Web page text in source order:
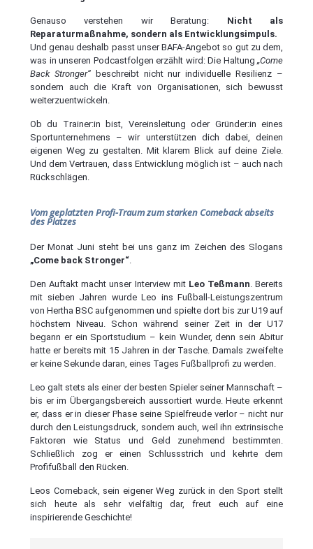
Genauso verstehen wir Beratung: Nicht als
Reparaturmaßnahme, sondern als Entwicklungsimpuls.
Und genau deshalb passt unser BAFA-Angebot so gut zu dem,
was in unseren Podcastfolgen erzählt wird: Die Haltung „Come
Back Stronger“beschreibt nicht nur individuelle Resilienz –
sondern auch die Kraft von Organisationen, sich bewusst
weiterzuentwickeln.
Ob du Trainer:in bist, Vereinsleitung oder Gründer:in eines
Sportunternehmens – wir unterstützen dich dabei, deinen
eigenen Weg zu gestalten. Mit klarem Blick auf deine Ziele.
Und dem Vertrauen, dass Entwicklung möglich ist – auch nach
Rückschlägen.
Vom geplatzten Profi-Traum zum starken Comeback abseits
des Platzes
Der Monat Juni steht bei uns ganz im Zeichen des Slogans
„Come back Stronger“
Den Auftakt macht unser Interview mit Leo Teßmann . Bereits
mit sieben Jahren wurde Leo ins Fußball-Leistungszentrum
von Hertha BSC aufgenommen und spielte dort bis zur U19 auf
höchstem Niveau. Schon während seiner Zeit in der U17
begann er ein Sportstudium – kein Wunder, denn sein Abitur
hatte er bereits mit 15 Jahren in der Tasche. Damals zweifelte
er keine Sekunde daran, eines Tages Fußballprofi zu werden.
Leo galt stets als einer der besten Spieler seiner Mannschaft –
bis er im Übergangsbereich aussortiert wurde. Heute erkennt
er, dass er in dieser Phase seine Spielfreude verlor – nicht nur
durch den Leistungsdruck, sondern auch, weil ihn extrinsische
Faktoren wie Status und Geld zunehmend bestimmten.
Schließlich zog er einen Schlussstrich und kehrte dem
Profifußball den Rücken.
Leos Comeback, sein eigener Weg zurück in den Sport stellt
sich heute als sehr vielfältig dar, freut euch auf eine
inspirierende Geschichte!